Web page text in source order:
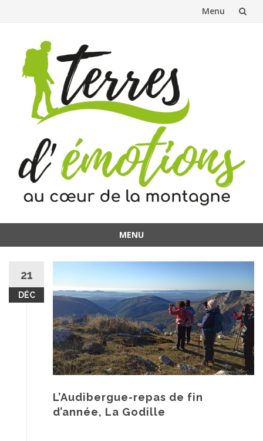
Menu
contenu
MENU
contenu
21
DÉC
L’Audibergue-repas de fin
d’année, La Godille